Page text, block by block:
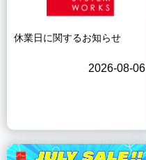
休業日に関するお知らせ
2026-08-06